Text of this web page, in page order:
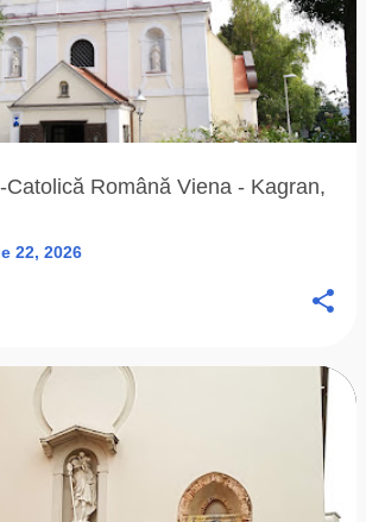
Catolică Română Viena - Kagran,
22, 2026